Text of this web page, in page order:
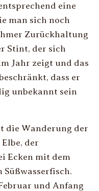
eine
man sich noch
Zurückhaltung
Stint, der sich
Jahr zeigt und das
dass er
unbekannt sein
die Wanderung der
der
Ecken mit dem
und Anfang